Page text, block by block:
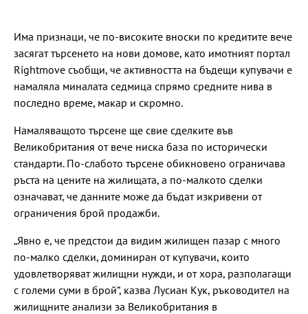
Има признаци, че по-високите вноски по кредитите вече
засягат търсенето на нови домове, като имотният портал
Rightmove съобщи, че активността на бъдещи купувачи е
намаляла миналата седмица спрямо средните нива в
последно време, макар и скромно.
Намаляващото търсене ще свие сделките във
Великобритания от вече ниска база по исторически
стандарти. По-слабото търсене обикновено ограничава
ръста на цените на жилищата, а по-малкото сделки
означават, че данните може да бъдат изкривени от
ограничения брой продажби.
„Явно е, че предстои да видим жилищен пазар с много
по-малко сделки, доминиран от купувачи, които
удовлетворяват жилищни нужди, и от хора, разполагащи
с големи суми в брой“, казва Лусиан Кук, ръководител на
жилищните анализи за Великобритания в